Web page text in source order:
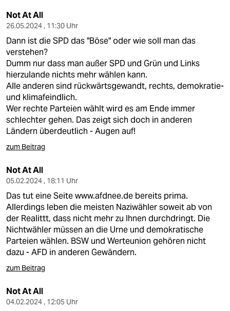
Not At All
26.05.2024 , 11:30 Uhr
Dann ist die SPD das "Böse" oder wie soll man das
verstehen?
Dumm nur dass man außer SPD und Grün und Links
hierzulande nichts mehr wählen kann.
Alle anderen sind rückwärtsgewandt, rechts, demokratie-
und klimafeindlich.
Wer rechte Parteien wählt wird es am Ende immer
schlechter gehen. Das zeigt sich doch in anderen
Ländern überdeutlich - Augen auf!
zum Beitrag
Not At All
05.02.2024 , 18:11 Uhr
Das tut eine Seitewww.afdnee.de bereits prima.
Allerdings leben die meisten Naziwähler soweit ab von
der Realittt, dass nicht mehr zu Ihnen durchdringt. Die
Nichtwähler müssen an die Urne und demokratische
Parteien wählen. BSW und Werteunion gehören nicht
dazu - AFD in anderen Gewändern.
zum Beitrag
Not At All
04.02.2024 , 12:05 Uhr